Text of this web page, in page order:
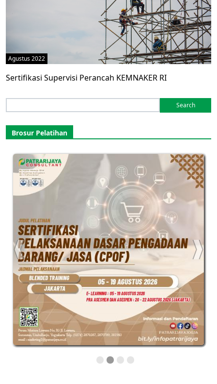
Agustus 2022
Sertifikasi Supervisi Perancah KEMNAKER RI
for:
Brosur Pelatihan